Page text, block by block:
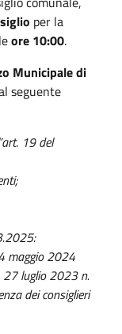
per la
ore 10:00.
Municipale di
seguente
19 del
maggio 2024
27 luglio 2023 n.
dei consiglieri